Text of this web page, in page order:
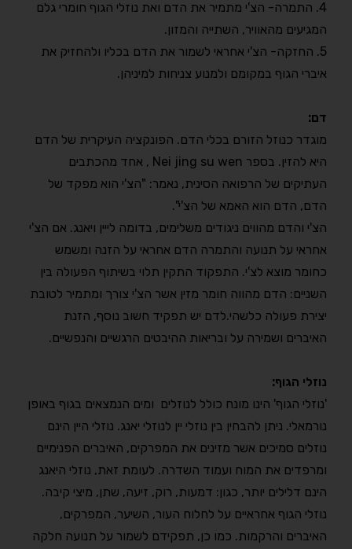
4. התמרה- הצ'י מתמיר את הדם ואת נוזלי הגוף חומרי גלם
המגיעים מהאוויר, השתייה והמזון.
5. החזקה- הצ'י אחראי לשמור את הדם בכליו ולהחזיק את
איברי הגוף במקומם ולמנוע צניחות למיניהן.
דם:
מוגדר כנוזל הזורם בכלי הדם. הפונקציה העיקרית של הדם
היא להזין. בספר Nei jing su wen , אחד מהכתבים
העתיקים של הרפואה הסינית, נאמר: "הצ'י הוא מפקד של
הדם, הדם הוא האמא של הצ'י".
הצ'י והדם מהווים ניגודים משלימים, בדומה לייין ויאנג. אם הצ'י
אחראי על תנועה והתמרה הדם אחראי על הזנה ומשמש
כחומר מוצא לצ'י. התפקוד התקין תלוי בשיתוף הפעולה בין
השניים: הדם מהווה חומר מזין אשר הצ'י צורך ומתמיר לטובת
יצירת פעולה כלשהי.לדם יש תפקיד חשוב נוסף, הזנת
האיברים ושמירה על ובריאות ההיבטים הרגשיים והנפשיים.
נוזלי הגוף:
'נוזלי הגוף' הינו מונח כולל לנוזלים ומים הנמצאים בגוף באופן
נורמאלי. ניתן להבחין בין נוזלי יין לנוזלי יאנג. נוזלי היין הינם
נוזלים סמיכים אשר מזינים את המפרקים, האיברים הפנימיים
ומרפדים את המוח ועמוד השדרה. לעומת זאת, נוזלי היאנג
הינם דלילים יותר, כגון: דמעות, רוק, זיעה, שתן, מיצי קיבה.
נוזלי הגוף אחראיים על לחלוח העור, השיער, המפרקים,
האיברים והרקמות. כמו כן, תפקידם לשמור על תנועה חלקה